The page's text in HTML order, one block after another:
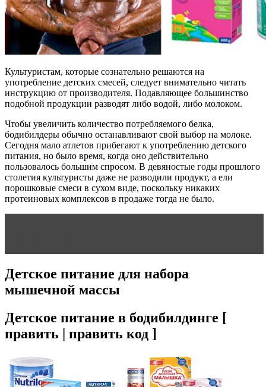
Культуристам, которые сознательно решаются на
употребление детских смесей, следует внимательно читать
инструкцию от производителя. Подавляющее большинство
подобной продукции разводят либо водой, либо молоком.
Чтобы увеличить количество потребляемого белка,
бодибилдеры обычно останавливают свой выбор на молоке.
Сегодня мало атлетов прибегают к употреблению детского
питания, но было время, когда оно действительно
пользовалось большим спросом. В девяностые годы прошлого
столетия культуристы даже не разводили продукт, а ели
порошковые смеси в сухом виде, поскольку никаких
протеиновых комплексов в продаже тогда не было.
Детское питание для набора
мышечной массы
Детское питание в бодибилдинге [
править | править код ]